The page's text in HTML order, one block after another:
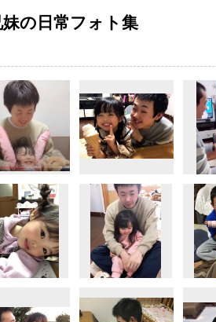
の日常フォト集